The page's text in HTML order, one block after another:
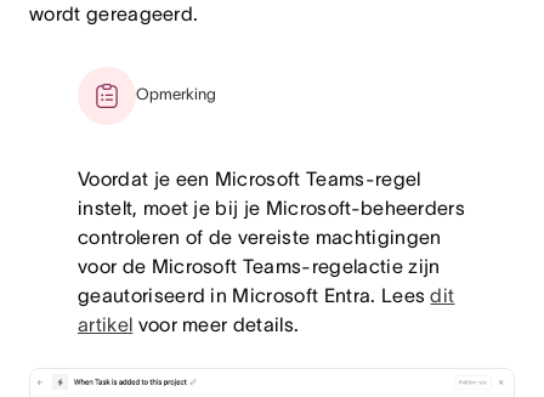
wordt gereageerd.
Opmerking
Voordat je een Microsoft Teams-regel
instelt, moet je bij je Microsoft-beheerders
controleren of de vereiste machtigingen
voor de Microsoft Teams-regelactie zijn
geautoriseerd in Microsoft Entra. Leesdit
artikel voor meer details.